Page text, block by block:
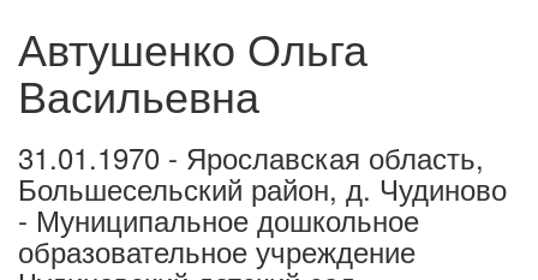
Автушенко Ольга
Васильевна
31.01.1970 - Ярославская область,
Большесельский район, д. Чудиново
- Муниципальное дошкольное
образовательное учреждение